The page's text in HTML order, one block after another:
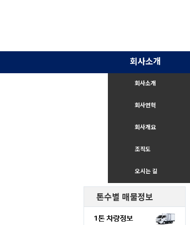
회사소개
회사소개
회사연혁
회사개요
조직도
오시는 길
톤수별 매물정보